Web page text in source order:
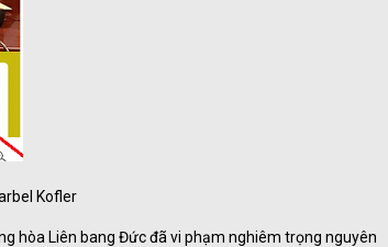
Kofler
hòa Liên bang Đức đã vi phạm nghiêm trọng nguyên